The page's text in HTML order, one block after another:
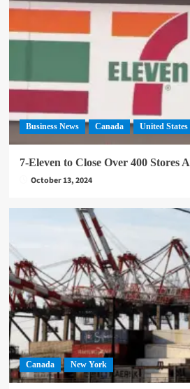
Business News Canada United States
7-Eleven to Close Over 400 Stores
October 13, 2024
Canada New York